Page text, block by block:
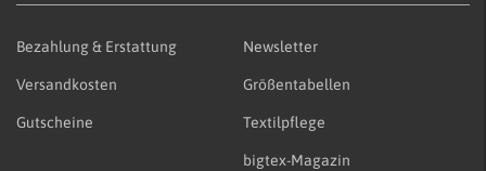
Bezahlung & Erstattung
Versandkosten
Gutscheine
Newsletter
Größentabellen
Textilpflege
bigtex-Magazin